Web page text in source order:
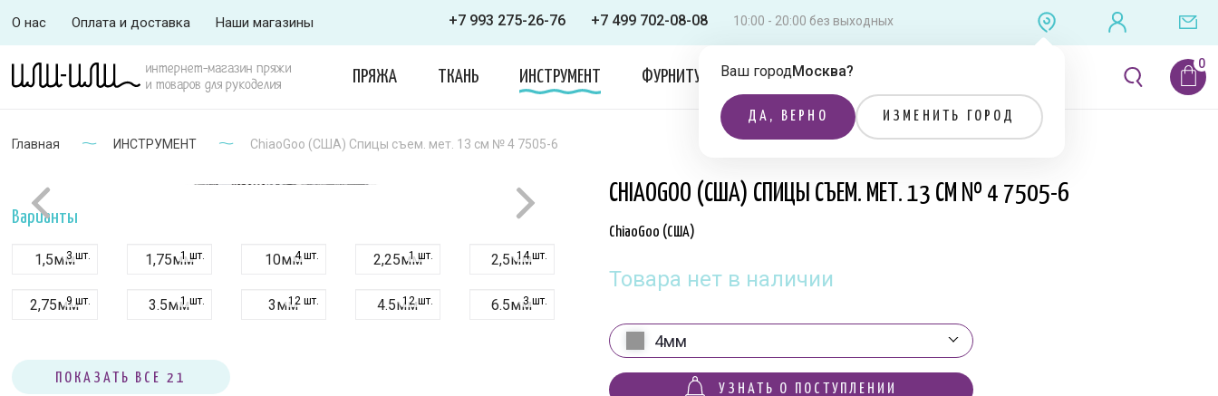
О нас Оплата и доставка Наши магазины +7 993 275-26-76 +7 499 702-08-08 10:00 - 20:00 без выходных
Ваш городМосква?
ДА, ВЕРНО ИЗМЕНИТЬ ГОРОД
интернет-магазин пряжи
и товаров для рукоделия
ПРЯЖА ТКАНЬ ИНСТРУМЕНТ ФУРНИТУРА ОДЕЖДА ЛИТЕРАТУРА
Главная ИНСТРУМЕНТ ChiaoGoo (США) Спицы съем. мет. 13 см № 4 7505-6
Варианты
3 шт.
1,5мм 1 шт.
1,75мм 4 шт.
10мм 1 шт.
2,25мм 14 шт.
2,5мм
9 шт.
2,75мм 1 шт.
3.5мм 12 шт.
3мм 12 шт.
4.5мм 3 шт.
6.5мм
0 шт. 0 шт.
ПОКАЗАТЬ ВСЕ 21
CHIAOGOO (США) СПИЦЫ СЪЕМ. МЕТ. 13 СМ № 4 7505-6
ChiaoGoo (США)
Товара нет в наличии
4мм
УЗНАТЬ О ПОСТУПЛЕНИИ